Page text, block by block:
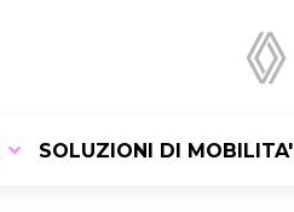
SOLUZIONI DI MOBILITA'